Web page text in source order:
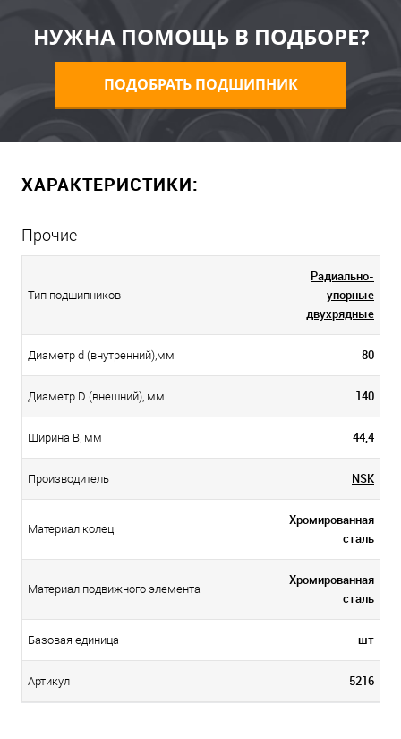
НУЖНА ПОМОЩЬ В ПОДБОРЕ?
ПОДОБРАТЬ ПОДШИПНИК
ХАРАКТЕРИСТИКИ:
Прочие
Тип подшипников
Радиально-
упорные
двухрядные
Диаметр d (внутренний),мм 80
Диаметр D (внешний), мм 140
Ширина B, мм 44,4
Производитель NSK
Материал колец
Хромированная
сталь
Материал подвижного элемента
Хромированная
сталь
Базовая единица шт
Артикул 5216